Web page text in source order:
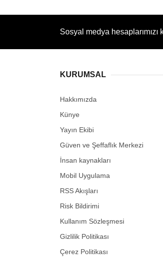
Sosyal medya hesaplarımızı
KURUMSAL
Hakkımızda
Künye
Yayın Ekibi
Güven ve Şeffaflık Merkezi
İnsan kaynakları
Mobil Uygulama
RSS Akışları
Risk Bildirimi
Kullanım Sözleşmesi
Gizlilik Politikası
Çerez Politikası